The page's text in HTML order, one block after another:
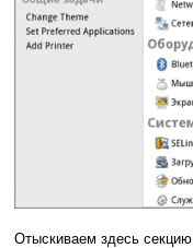
Отыскиваем здесь секцию